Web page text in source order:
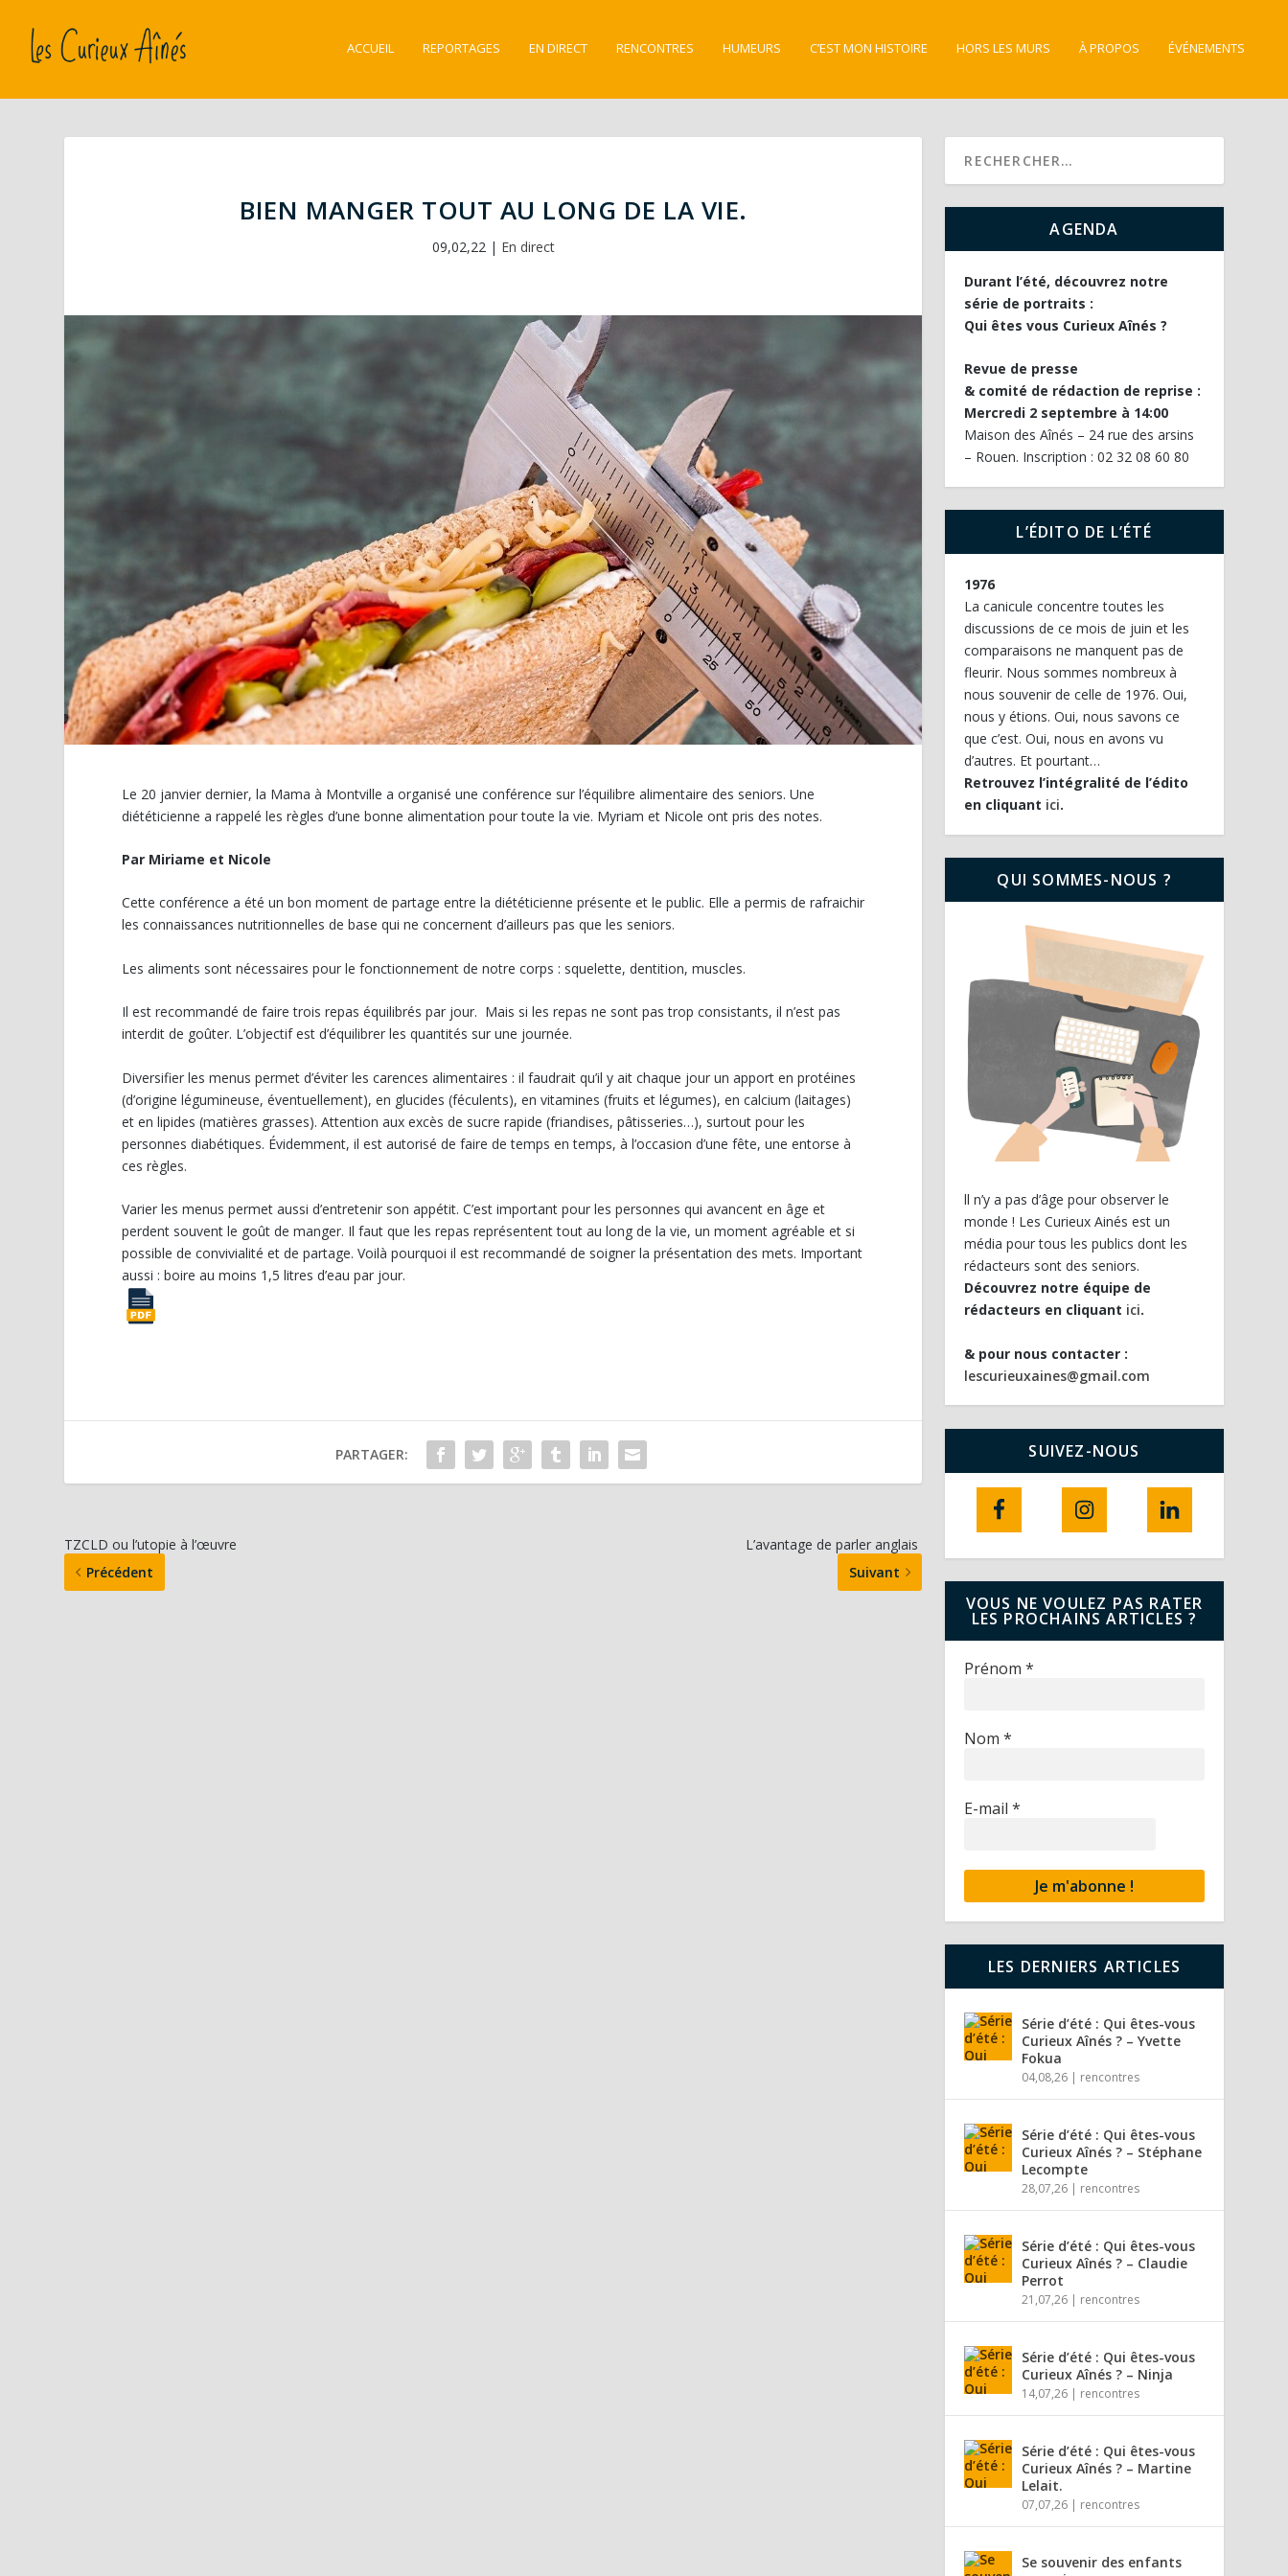
ACCUEIL REPORTAGES EN DIRECT RENCONTRES HUMEURS C’EST MON HISTOIRE HORS LES MURS À PROPOS ÉVÉNEMENTS
BIEN MANGER TOUT AU LONG DE LA VIE.
09,02,22| En direct
Le 20 janvier dernier, la Mama à Montville a organisé une conférence sur l’équilibre alimentaire des seniors. Une
diététicienne a rappelé les règles d’une bonne alimentation pour toute la vie. Myriam et Nicole ont pris des notes.
Par Miriame et Nicole
Cette conférence a été un bon moment de partage entre la diététicienne présente et le public. Elle a permis de rafraichir
les connaissances nutritionnelles de base qui ne concernent d’ailleurs pas que les seniors.
Les aliments sont nécessaires pour le fonctionnement de notre corps : squelette, dentition, muscles.
Il est recommandé de faire trois repas équilibrés par jour. Mais si les repas ne sont pas trop consistants, il n’est pas
interdit de goûter. L’objectif est d’équilibrer les quantités sur une journée.
Diversifier les menus permet d’éviter les carences alimentaires : il faudrait qu’il y ait chaque jour un apport en protéines
(d’origine légumineuse, éventuellement), en glucides (féculents), en vitamines (fruits et légumes), en calcium (laitages)
et en lipides (matières grasses). Attention aux excès de sucre rapide (friandises, pâtisseries…), surtout pour les
personnes diabétiques. Évidemment, il est autorisé de faire de temps en temps, à l’occasion d’une fête, une entorse à
ces règles.
Varier les menus permet aussi d’entretenir son appétit. C’est important pour les personnes qui avancent en âge et
perdent souvent le goût de manger. Il faut que les repas représentent tout au long de la vie, un moment agréable et si
possible de convivialité et de partage. Voilà pourquoi il est recommandé de soigner la présentation des mets. Important
aussi : boire au moins 1,5 litres d’eau par jour.
PARTAGER:
TZCLD ou l’utopie à l’œuvre
Précédent
L’avantage de parler anglais
Suivant
AGENDA
Durant l’été, découvrez notre
série de portraits :
Qui êtes vous Curieux Aînés ?
Revue de presse
& comité de rédaction de reprise :
Mercredi 2 septembre à 14:00
Maison des Aînés – 24 rue des arsins
– Rouen. Inscription : 02 32 08 60 80
L’ÉDITO DE L’ÉTÉ
1976
La canicule concentre toutes les
discussions de ce mois de juin et les
comparaisons ne manquent pas de
fleurir. Nous sommes nombreux à
nous souvenir de celle de 1976. Oui,
nous y étions. Oui, nous savons ce
que c’est. Oui, nous en avons vu
d’autres. Et pourtant…
Retrouvez l’intégralité de l’édito
en cliquant ici.
QUI SOMMES-NOUS ?
ll n’y a pas d’âge pour observer le
monde ! Les Curieux Ainés est un
média pour tous les publics dont les
rédacteurs sont des seniors.
Découvrez notre équipe de
rédacteurs en cliquant ici.
& pour nous contacter :
lescurieuxaines@gmail.com
SUIVEZ-NOUS
VOUS NE VOULEZ PAS RATER
LES PROCHAINS ARTICLES ?
Prénom*
Nom*
E-mail*
LES DERNIERS ARTICLES
Série d’été : Qui êtes-vous
Curieux Aînés ? – Yvette
Fokua
04,08,26 | rencontres
Série d’été : Qui êtes-vous
Curieux Aînés ? – Stéphane
Lecompte
28,07,26 | rencontres
Série d’été : Qui êtes-vous
Curieux Aînés ? – Claudie
Perrot
21,07,26 | rencontres
Série d’été : Qui êtes-vous
Curieux Aînés ? – Ninja
14,07,26 | rencontres
Série d’été : Qui êtes-vous
Curieux Aînés ? – Martine
Lelait.
07,07,26 | rencontres
Se souvenir des enfants